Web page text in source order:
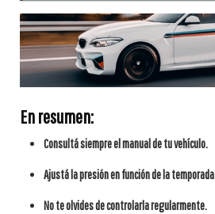
En resumen:
Consultá siempre el manual de tu vehículo.
Ajustá la presión en función de la temporada.
No te olvides de controlarla regularmente.